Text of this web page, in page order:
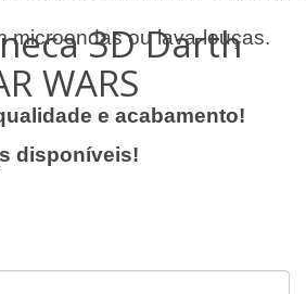
microondas ou lava-louças.
e acabamento!
disponíveis!
3D Darth
WARS